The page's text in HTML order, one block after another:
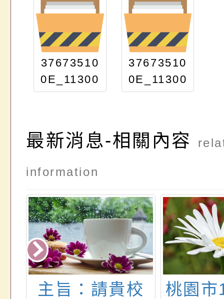
37673510
0E_11300
68931_AT
37673510
0E_11300
68931_AT
最新消息-相關內容
information
主旨：請貴校
桃園